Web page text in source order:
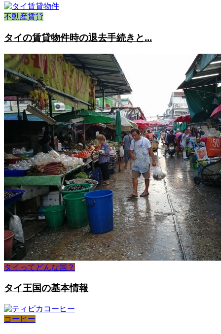
不動産賃貸
タイの賃貸物件時の退去手続きと...
タイってどんな国？
タイ王国の基本情報
コーヒー